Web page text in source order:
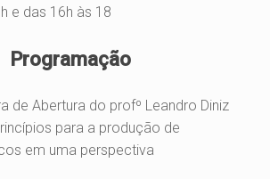
e das 16h às 18
Programação
de Abertura do profº Leandro Diniz
para a produção de
em uma perspectiva